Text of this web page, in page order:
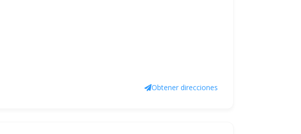
Obtener direcciones